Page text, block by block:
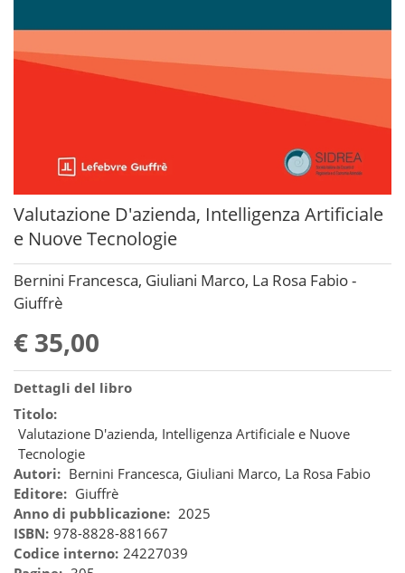
Valutazione D'azienda, Intelligenza Artificiale
e Nuove Tecnologie
Bernini Francesca, Giuliani Marco, La Rosa Fabio -
Giuffrè
€ 35,00
Dettagli del libro
Titolo:
Valutazione D'azienda, Intelligenza Artificiale e Nuove
Tecnologie
Autori: Bernini Francesca, Giuliani Marco, La Rosa Fabio
Editore: Giuffrè
Anno di pubblicazione: 2025
ISBN: 978-8828-881667
Codice interno: 24227039